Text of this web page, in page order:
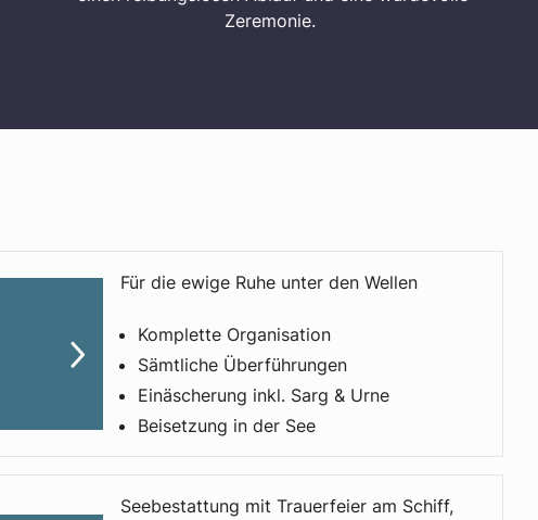
Zeremonie.
Für die ewige Ruhe unter den Wellen
Komplette Organisation
Sämtliche Überführungen
Einäscherung inkl. Sarg & Urne
Beisetzung in der See
Seebestattung mit Trauerfeier am Schiff,